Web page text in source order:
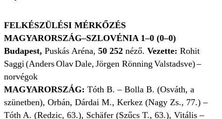
FELKÉSZÜLÉSI MÉRKŐZÉS
MAGYARORSZÁG–SZLOVÉNIA 1–0 (0–0)
Budapest, Puskás Aréna, 50 252 néző. Vezette: Rohit
Saggi (Anders Olav Dale, Jörgen Rönning Valstadsve) –
norvégok
MAGYARORSZÁG: Tóth B. – Bolla B. (Osváth, a
szünetben), Orbán, Dárdai M., Kerkez (Nagy Zs., 77.) –
Tóth A. (Redzic, 63.), Schäfer (Szűcs T., 63.), Vitális –